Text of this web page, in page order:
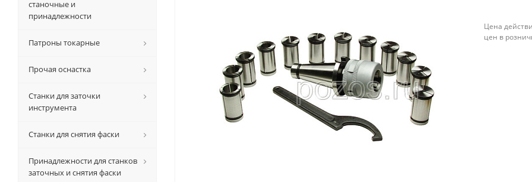
Цена
цен в
станочные и
принадлежности
Патроны токарные
Прочая оснастка
Станки для заточки
инструмента
Станки для снятия фаски
Принадлежности для станков
заточных и снятия фаски